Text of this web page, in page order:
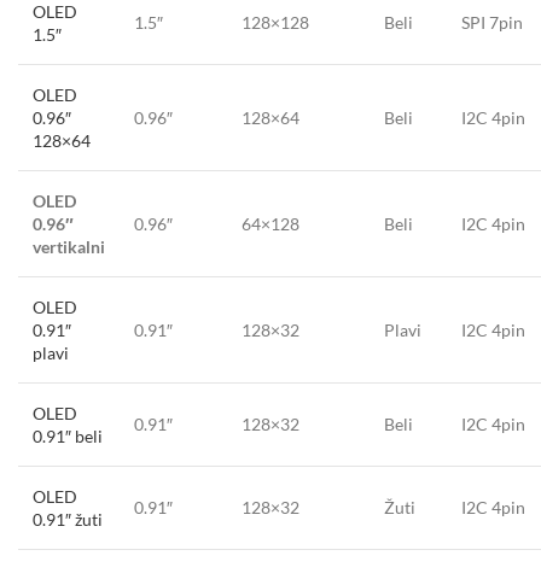
OLED
1.5″
1.5″ 128×128 Beli SPI 7pin
OLED
0.96″
128×64
0.96″ 128×64 Beli I2C 4pin
OLED
0.96″
vertikalni
0.96″ 64×128 Beli I2C 4pin
OLED
0.91″
plavi
0.91″ 128×32 Plavi I2C 4pin
OLED
0.91″ beli
0.91″ 128×32 Beli I2C 4pin
OLED
0.91″ žuti
0.91″ 128×32 Žuti I2C 4pin